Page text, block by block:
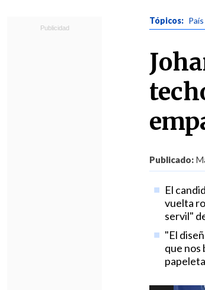
Tópicos: País
Publicado:
El
vuelta
servil"
"El
que nos